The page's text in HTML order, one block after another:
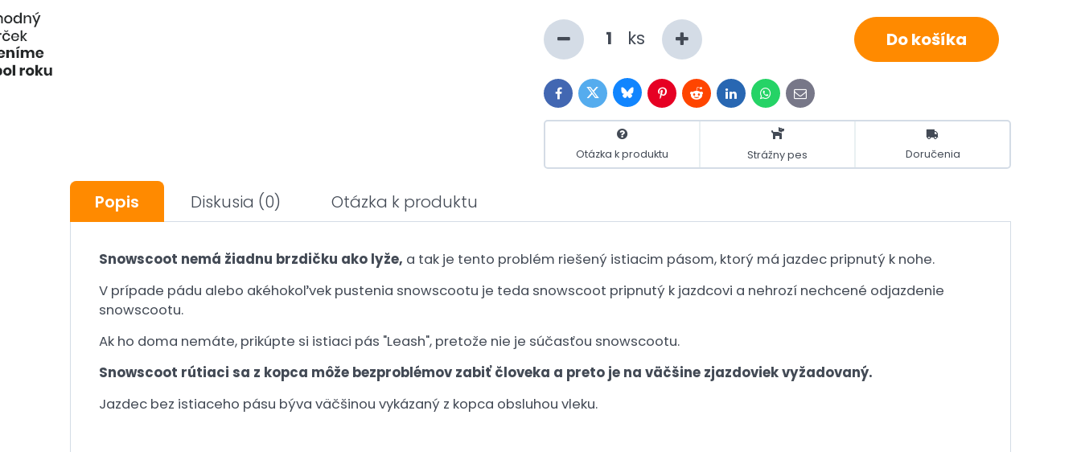
ks Do košíka
FacebookTwitterBlueskyPinterestRedditLinkedInWhatsApp
E-
mail
Otázka k produktu Strážny pes Doručenia
Popis Diskusia (0) Otázka k produktu
Snowscoot nemá žiadnu brzdičku ako lyže, a tak je tento problém riešený istiacim pásom, ktorý má jazdec pripnutý k nohe.
V prípade pádu alebo akéhokoľvek pustenia snowscootu je teda snowscoot pripnutý k jazdcovi a nehrozí nechcené odjazdenie
snowscootu.
Ak ho doma nemáte, prikúpte si istiaci pás "Leash", pretože nie je súčasťou snowscootu.
Snowscoot rútiaci sa z kopca môže bezproblémov zabiť človeka a preto je na väčšine zjazdoviek vyžadovaný.
Jazdec bez istiaceho pásu býva väčšinou vykázaný z kopca obsluhou vleku.